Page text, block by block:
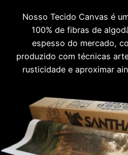
Nosso Tecido Canvas é
100% de fibras de
espesso do mercado,
produzido com técnicas
rusticidade e aproximar